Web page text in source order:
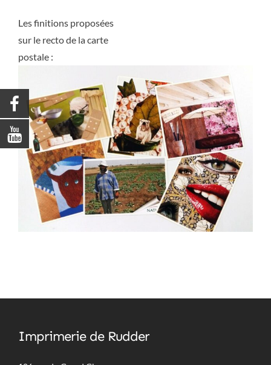
Les finitions proposées
sur le recto de la carte
postale :
Imprimerie de Rudder